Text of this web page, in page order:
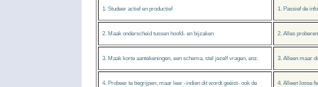
1. Studeer actief en productief 1. Passief de
2. Maak onderscheid tussen hoofd- en bijzaken 2. Alles
3. Maak korte aantekeningen, een schema, stel jezelf vragen, enz. 3. Alleen maar
4. Probeer te begrijpen, maar leer -indien dit wordt geëist- ook de
4. Alleen losse